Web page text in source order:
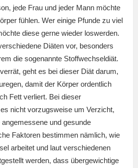
jede Frau und jeder Mann möchte
fühlen. Wer einige Pfunde zu viel
diese gerne wieder loswerden.
Diäten vor, besonders
die sogenannte Stoffwechseldiät.
geht es bei dieser Diät darum,
damit der Körper ordentlich
Fett verliert. Bei dieser
nicht vorzugsweise um Verzicht,
und gesunde
Faktoren bestimmen nämlich, wie
arbeitet und laut verschiedenen
werden, dass übergewichtige